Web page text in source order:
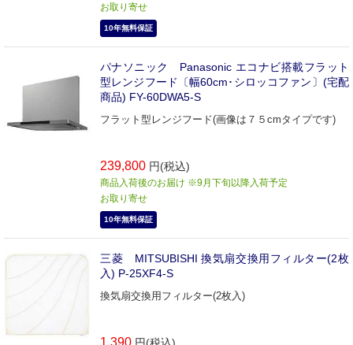
お取り寄せ
10年無料保証
パナソニック Panasonic エコナビ搭載フラット
型レンジフード〔幅60cm･シロッコファン〕(宅配
商品) FY-60DWA5-S
フラット型レンジフード(画像は７５cmタイプです)
239,800 円(税込)
商品入荷後のお届け ※9月下旬以降入荷予定
お取り寄せ
10年無料保証
三菱 MITSUBISHI 換気扇交換用フィルター(2枚
入) P‐25XF4‐S
換気扇交換用フィルター(2枚入)
1,390 円(税込)